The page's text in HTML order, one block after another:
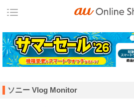
ソニー Vlog Monitor